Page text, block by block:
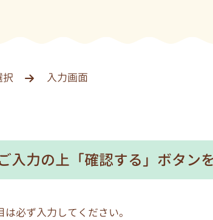
択 入力画面
入力の上「確認する」ボタン
必ず入力してください。